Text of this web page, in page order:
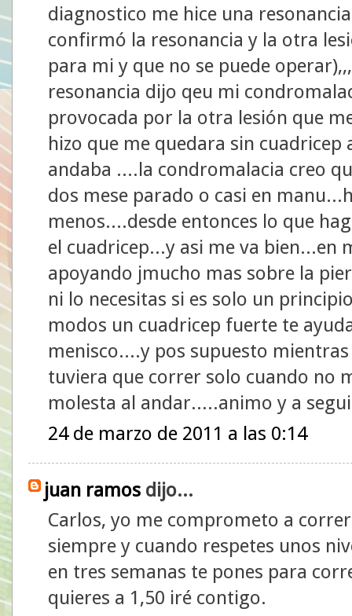
diagnostico me hice una
confirmó la resonancia y la otra
para mi y que no se puede
resonancia dijo qeu mi
provocada por la otra lesión que
hizo que me quedara sin
andaba ....la condromalacia creo
dos mese parado o casi en
menos....desde entonces lo que
el cuadricep...y asi me va bien...en
apoyando jmucho mas sobre la
ni lo necesitas si es solo un
modos un cuadricep fuerte te
menisco....y pos supuesto
tuviera que correr solo cuando no
molesta al andar.....animo y a
24 de marzo de 2011 a las 0:14
juan ramos dijo...
Carlos, yo me comprometo a
siempre y cuando respetes unos
en tres semanas te pones para
quieres a 1,50 iré contigo.